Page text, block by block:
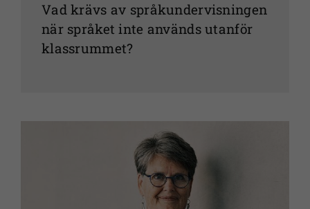
Vad krävs av språk­undervisningen
när språket inte används utanför
klassrummet?